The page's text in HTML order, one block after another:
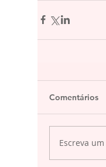
Comentários
Escreva